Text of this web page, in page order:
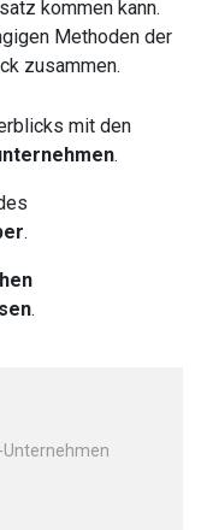
kommen kann.
Methoden der
zusammen.
mit den
.
.
.